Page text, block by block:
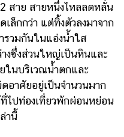
สาย สายหนึ่งไหลลดหลั่น
ล็กกว่า แต่ทิ้งตัวลงมาจาก
รวมกันในแอ่งน้ำใส
งซึ่งส่วนใหญ่เป็นหินและ
ในบริเวณน้ำตกและ
อาศัยอยู่เป็นจำนวนมาก
ไปท่องเที่ยวพักผ่อนหย่อน
านี้